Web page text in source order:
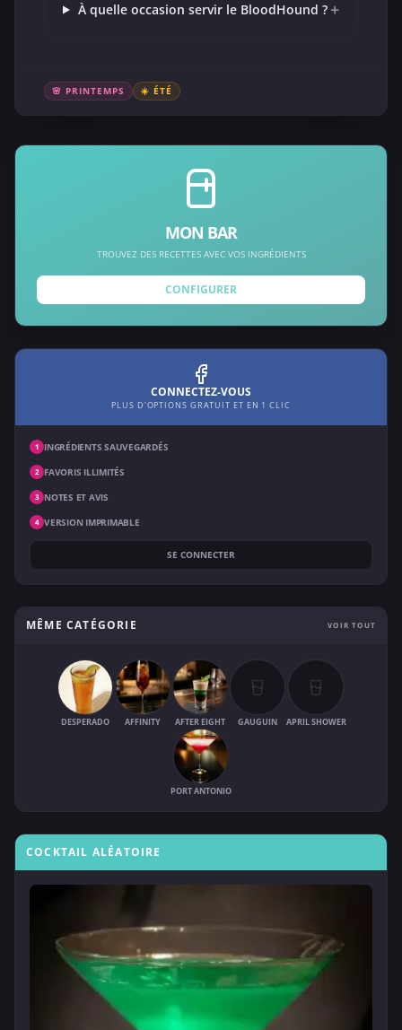
À quelle occasion servir le BloodHound ? +
🌸 PRINTEMPS ☀️ ÉTÉ
MON BAR
TROUVEZ DES RECETTES AVEC VOS INGRÉDIENTS
CONFIGURER
CONNECTEZ-VOUS
PLUS D'OPTIONS GRATUIT ET EN 1 CLIC
1 INGRÉDIENTS SAUVEGARDÉS
2 FAVORIS ILLIMITÉS
3 NOTES ET AVIS
4 VERSION IMPRIMABLE
SE CONNECTER
MÊME CATÉGORIE VOIR TOUT
DESPERADO AFFINITY AFTER EIGHT GAUGUIN APRIL SHOWER
PORT ANTONIO
COCKTAIL ALÉATOIRE